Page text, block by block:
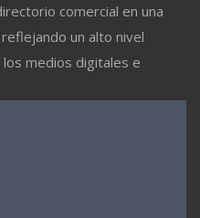
comercial en una
un alto nivel
medios digitales e